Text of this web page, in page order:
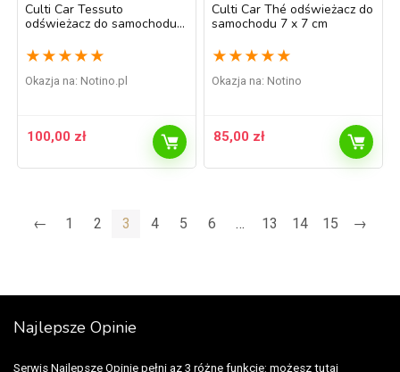
Culti Car Tessuto
odświeżacz do samochodu 7
★ ★ ★ ★ ★
Okazja na: notino.pl
100,00 zł
Culti Car Thé odświeżacz do
samochodu 7 x 7 cm
★ ★ ★ ★ ★
Okazja na: Notino
85,00 zł
← 1 2 3 4 5 6 … 13 14 15 →
Najlepsze Opinie
Serwis Najlepsze Opinie pełni az 3 różne funkcje: możesz tutaj